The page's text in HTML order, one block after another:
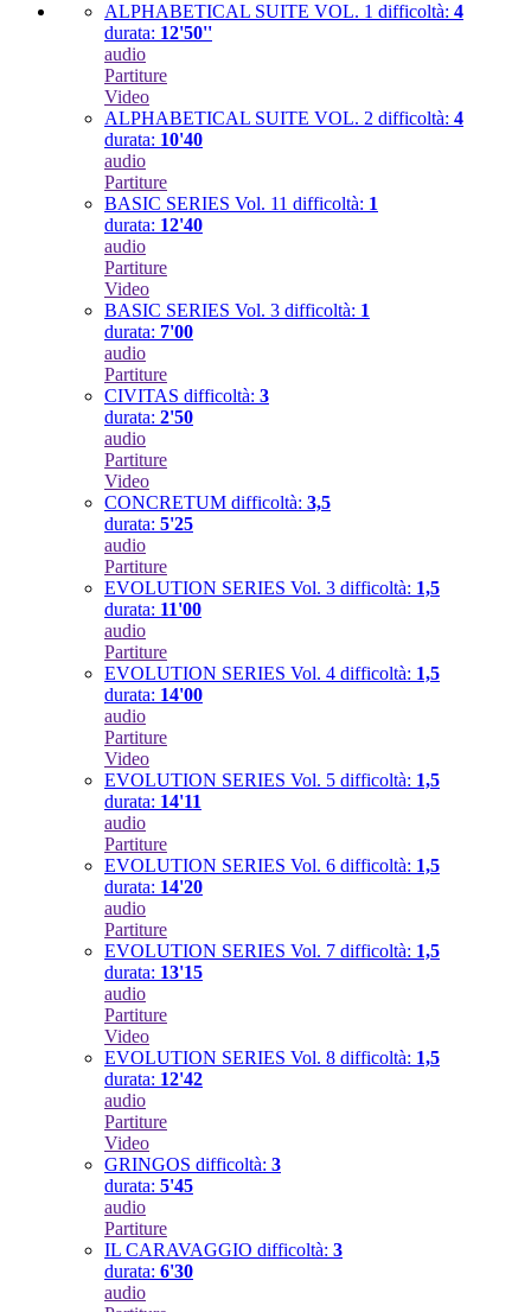
ALPHABETICAL SUITE VOL. 1 difficoltà: 4
durata: 12'50''
audio
Partiture
Video
ALPHABETICAL SUITE VOL. 2 difficoltà: 4
durata: 10'40
audio
Partiture
BASIC SERIES Vol. 11 difficoltà: 1
durata: 12'40
audio
Partiture
Video
BASIC SERIES Vol. 3 difficoltà: 1
durata: 7'00
audio
Partiture
CIVITAS difficoltà: 3
durata: 2'50
audio
Partiture
Video
CONCRETUM difficoltà: 3,5
durata: 5'25
audio
Partiture
EVOLUTION SERIES Vol. 3 difficoltà: 1,5
durata: 11'00
audio
Partiture
EVOLUTION SERIES Vol. 4 difficoltà: 1,5
durata: 14'00
audio
Partiture
Video
EVOLUTION SERIES Vol. 5 difficoltà: 1,5
durata: 14'11
audio
Partiture
EVOLUTION SERIES Vol. 6 difficoltà: 1,5
durata: 14'20
audio
Partiture
EVOLUTION SERIES Vol. 7 difficoltà: 1,5
durata: 13'15
audio
Partiture
Video
EVOLUTION SERIES Vol. 8 difficoltà: 1,5
durata: 12'42
audio
Partiture
Video
GRINGOS difficoltà: 3
durata: 5'45
audio
Partiture
IL CARAVAGGIO difficoltà: 3
durata: 6'30
audio